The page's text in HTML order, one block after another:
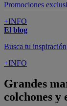
Promociones
+INFO
El blog
Busca tu inspiración
+INFO
Grandes
colchones y